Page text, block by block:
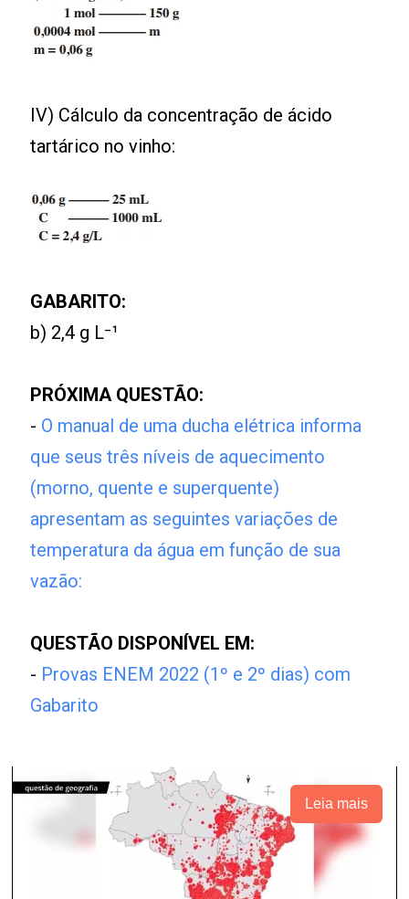
IV) Cálculo da concentração de ácido
tartárico no vinho:
GABARITO:
b) 2,4 g L⁻¹
PRÓXIMA QUESTÃO:
- O manual de uma ducha elétrica informa
que seus três níveis de aquecimento
(morno, quente e superquente)
apresentam as seguintes variações de
temperatura da água em função de sua
vazão:
QUESTÃO DISPONÍVEL EM:
- Provas ENEM 2022 (1º e 2º dias) com
Gabarito
Leia mais